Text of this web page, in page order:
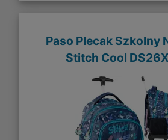
Paso Plecak Szkolny
Stitch Cool